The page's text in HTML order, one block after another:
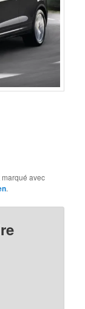
marqué avec
.